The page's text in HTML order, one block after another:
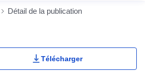
Détail de la publication
Actions Portlet
Télécharger